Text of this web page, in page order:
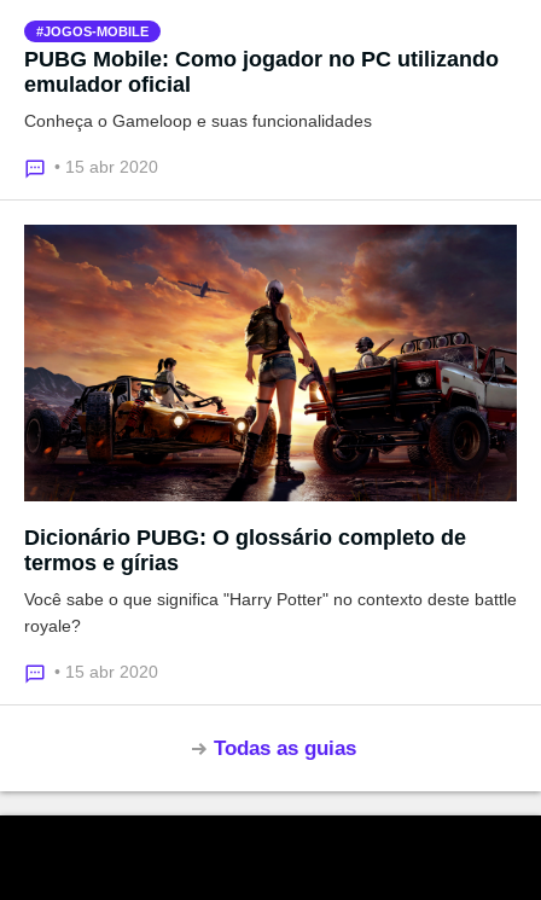
JOGOS-MOBILE
PUBG Mobile: Como jogador no PC utilizando
emulador oficial
Conheça o Gameloop e suas funcionalidades
• 15 abr 2020
Dicionário PUBG: O glossário completo de
termos e gírias
Você sabe o que significa "Harry Potter" no contexto deste battle
royale?
• 15 abr 2020
Todas as guias